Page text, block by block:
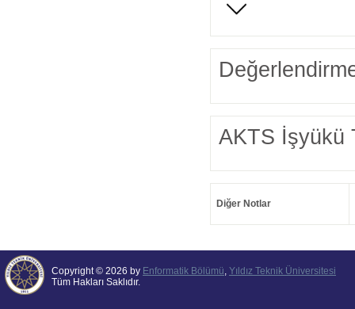
AKTS İşyükü
Diğer Notlar
Copyright © 2026 by Enformatik Bölümü, Yıldız Teknik Üniversitesi
Tüm Hakları Saklıdır.